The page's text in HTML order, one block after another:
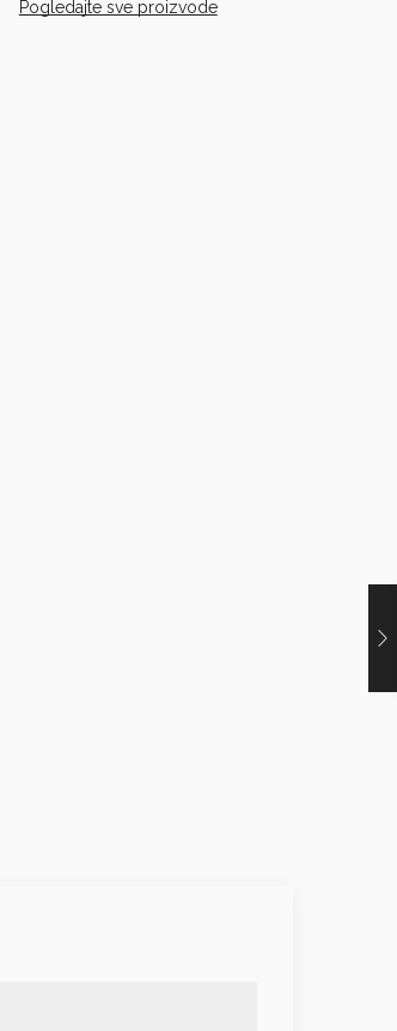
Pogledajte sve proizvode